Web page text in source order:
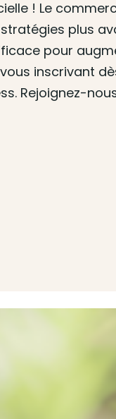
! Le
plus
pour
inscrivant
Rejoignez-